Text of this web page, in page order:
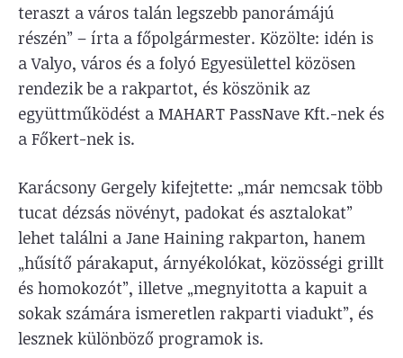
teraszt a város talán legszebb panorámájú
részén” – írta a főpolgármester. Közölte: idén is
a Valyo, város és a folyó Egyesülettel közösen
rendezik be a rakpartot, és köszönik az
együttműködést a MAHART PassNave Kft.-nek és
a Főkert-nek is.
Karácsony Gergely kifejtette: „már nemcsak több
tucat dézsás növényt, padokat és asztalokat”
lehet találni a Jane Haining rakparton, hanem
„hűsítő párakaput, árnyékolókat, közösségi grillt
és homokozót”, illetve „megnyitotta a kapuit a
sokak számára ismeretlen rakparti viadukt”, és
lesznek különböző programok is.